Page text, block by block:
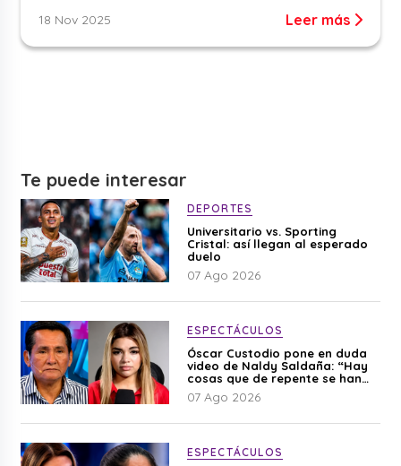
18 Nov 2025 Leer más
Te puede interesar
DEPORTES
Universitario vs. Sporting
Cristal: así llegan al esperado
duelo
07 Ago 2026
ESPECTÁCULOS
Óscar Custodio pone en duda
video de Naldy Saldaña: “Hay
cosas que de repente se han
editado”
07 Ago 2026
ESPECTÁCULOS